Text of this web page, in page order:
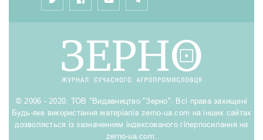
© 2006 - 2020. ТОВ "Видавництво "Зерно". Всі права захищені
Будь-яке використання матеріалів zerno-ua.com на інших сайтах
дозволяється із зазначенням індексованого гіперпосилання на
zerno-ua.com.